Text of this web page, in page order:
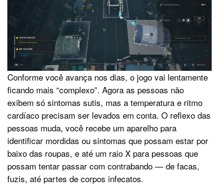
Conforme você avança nos dias, o jogo vai lentamente
ficando mais “complexo”. Agora as pessoas não
exibem só sintomas sutis, mas a temperatura e ritmo
cardíaco precisam ser levados em conta. O reflexo das
pessoas muda, você recebe um aparelho para
identificar mordidas ou sintomas que possam estar por
baixo das roupas, e até um raio X para pessoas que
possam tentar passar com contrabando — de facas,
fuzis, até partes de corpos infecatos.